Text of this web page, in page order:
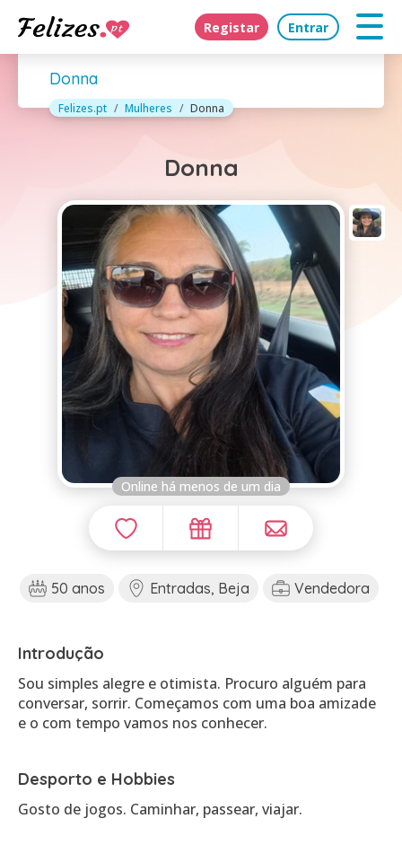
Registar Entrar
Donna
Felizes.pt Mulheres Donna
Donna
Online há menos de um dia
50 anos Entradas, Beja Vendedora
Introdução
Sou simples alegre e otimista. Procuro alguém para
conversar, sorrir. Começamos com uma boa amizade
e o com tempo vamos nos conhecer.
Desporto e Hobbies
Gosto de jogos. Caminhar, passear, viajar.